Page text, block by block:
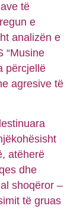
të
e
analizën e
“Musine
përcjellë
agresive të
atëherë
dhe
shoqëror –
të gruas